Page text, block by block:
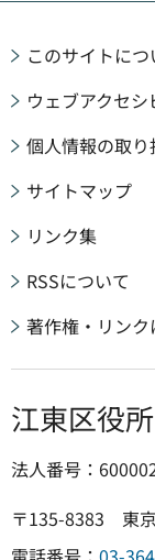
このサイトにつ
ウェブアクセ
個人情報の取り
サイトマップ
リンク集
RSSについて
著作権・リンク
江東区役所
法人番号：
〒135-8383 東